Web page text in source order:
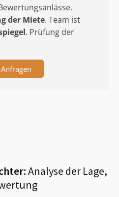
der Miete. Team ist
. Prüfung der
Anfragen
Analyse der Lage,